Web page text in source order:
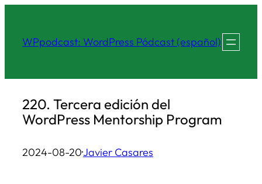
contenido
WPpodcast: WordPress Pódcast (español)
220. Tercera edición del
WordPress Mentorship Program
2024-08-20·Javier Casares